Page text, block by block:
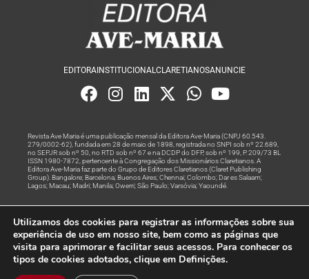
EDITORA INSTITUCIONALCLARETIANOSANUNCIE
Revista Ave Maria é uma publicação mensal da Editora Ave-Maria (CNPJ 60.543.
279/0002-62), fundada em 28 de maio de 1898, registrada no SNPI sob nº 22.689,
no SEPJR sob nº 50, no RTD sob nº 67 e na DCDP do DFP, sob nº 199, P. 209/73 BL
ISSN 1980-7872, pertencente à Congregação dos Missionários Claretianos. A
Editora Ave-Maria faz parte do Grupo de Editores Claretianos (Claret Publishing
Group). Bangalore; Barcelona; Buenos Aires; Chennai; Colombo; Dar es Salaam;
Lagos; Macau; Madri; Manila; Owerri; São Paulo; Varsóvia; Yaoundé.
Rede
© Todos os Direitos Reservados
Utilizamos dos cookies para registrar as informações sobre sua
experiência de uso em nosso site, bem como as páginas que
visita para aprimorar e facilitar seus acessos. Para conhecer os
tipos de cookies adotados, clique em Definições.